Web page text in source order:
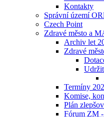
Kontakty
Správní území
Czech Point
Zdravé město a
Archiv let
Zdravé
Termíny
Komise,
Plán
Fórum ZM